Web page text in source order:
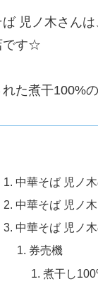
児ノ木さん
です☆
た煮干100%
中華そば 児ノ
中華そば 児ノ
中華そば 児ノ
券売機
煮干し